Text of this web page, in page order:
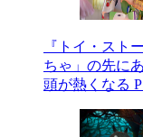
『トイ・スト
ちゃ」の先に
頭が熱くなる